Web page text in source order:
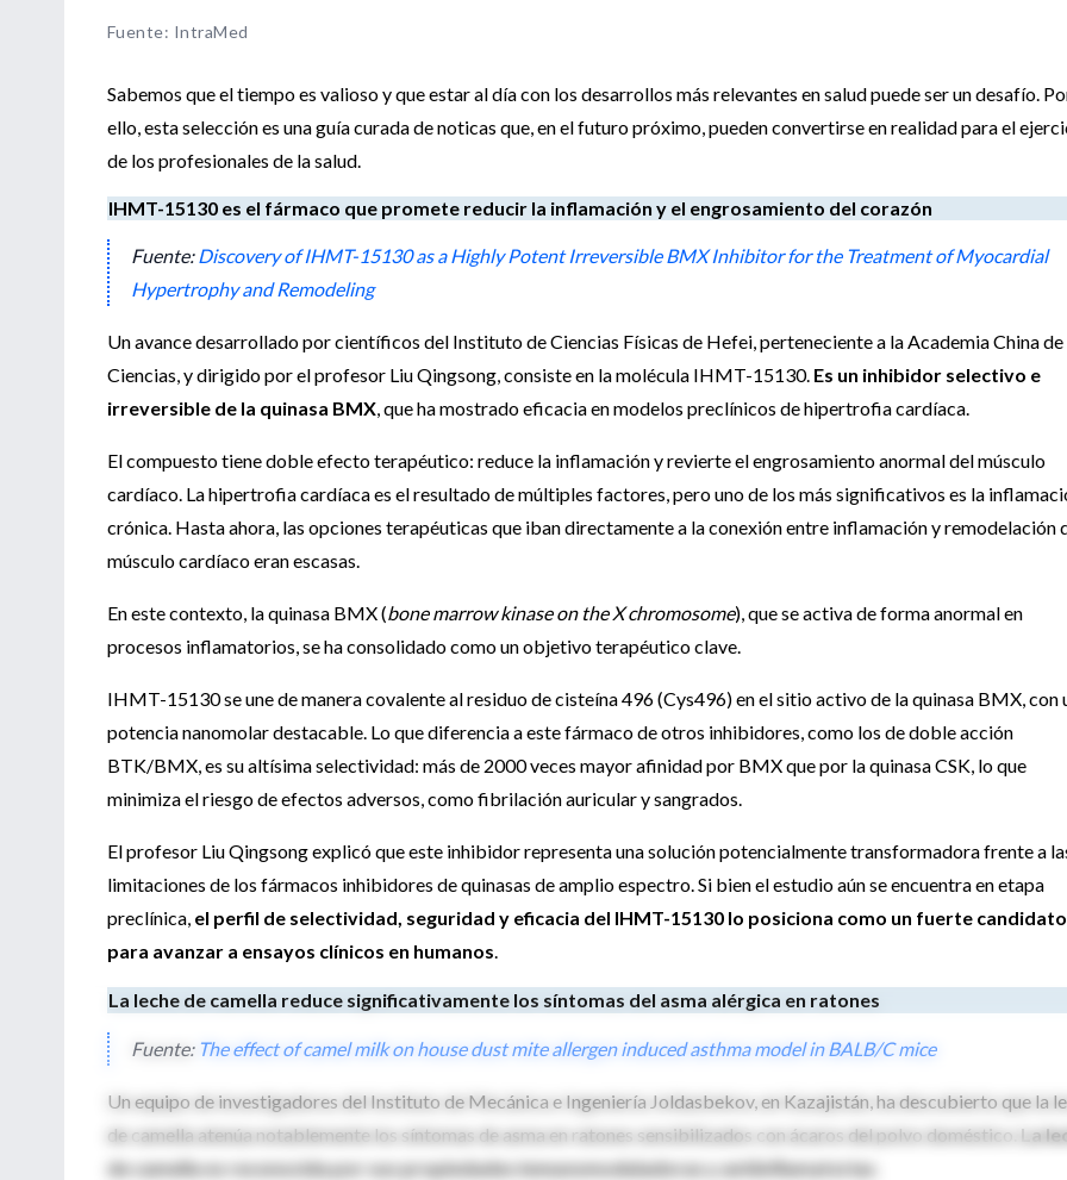
Fuente: IntraMed
Sabemos que el tiempo es valioso y que estar al día con los desarrollos más relevantes en salud puede ser un desafío.
ello, esta selección es una guía curada de noticas que, en el futuro próximo, pueden convertirse en realidad para el
de los profesionales de la salud.
IHMT-15130 es el fármaco que promete reducir la inflamación y el engrosamiento del corazón
Fuente: Discovery of IHMT-15130 as a Highly Potent Irreversible BMX Inhibitor for the Treatment of Myocardial
Hypertrophy and Remodeling
Un avance desarrollado por científicos del Instituto de Ciencias Físicas de Hefei, perteneciente a la Academia China de
Ciencias, y dirigido por el profesor Liu Qingsong, consiste en la molécula IHMT-15130. Es un inhibidor selectivo e
irreversible de la quinasa BMX , que ha mostrado eficacia en modelos preclínicos de hipertrofia cardíaca.
El compuesto tiene doble efecto terapéutico: reduce la inflamación y revierte el engrosamiento anormal del músculo
cardíaco. La hipertrofia cardíaca es el resultado de múltiples factores, pero uno de los más significativos es la
crónica. Hasta ahora, las opciones terapéuticas que iban directamente a la conexión entre inflamación y remodelación
músculo cardíaco eran escasas.
En este contexto, la quinasa BMX (bone marrow kinase on the X chromosome), que se activa de forma anormal en
procesos inflamatorios, se ha consolidado como un objetivo terapéutico clave.
IHMT-15130 se une de manera covalente al residuo de cisteína 496 (Cys496) en el sitio activo de la quinasa BMX, con
potencia nanomolar destacable. Lo que diferencia a este fármaco de otros inhibidores, como los de doble acción
BTK/BMX, es su altísima selectividad: más de 2000 veces mayor afinidad por BMX que por la quinasa CSK, lo que
minimiza el riesgo de efectos adversos, como fibrilación auricular y sangrados.
El profesor Liu Qingsong explicó que este inhibidor representa una solución potencialmente transformadora frente a
limitaciones de los fármacos inhibidores de quinasas de amplio espectro. Si bien el estudio aún se encuentra en etapa
preclínica, el perfil de selectividad, seguridad y eficacia del IHMT-15130 lo posiciona como un fuerte candidato
para avanzar a ensayos clínicos en humanos
La leche de camella reduce significativamente los síntomas del asma alérgica en ratones
Fuente: The effect of camel milk on house dust mite allergen induced asthma model in BALB/C mice
Un equipo de investigadores del Instituto de Mecánica e Ingeniería Joldasbekov, en Kazajistán, ha descubierto que la
de camella atenúa notablemente los síntomas de asma en ratones sensibilizados con ácaros del polvo doméstico. La
de camella es reconocida por sus propiedades inmunomoduladoras y antiinflamatorias